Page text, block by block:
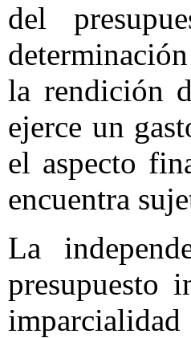
del
la rendición
ejerce un
el aspecto
encuentra
La
presupuesto